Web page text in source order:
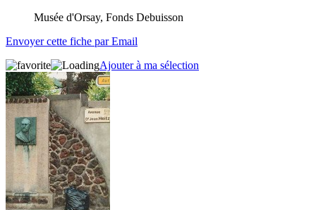
Musée d'Orsay, Fonds Debuisson
Envoyer cette fiche par Email
Ajouter à ma sélection